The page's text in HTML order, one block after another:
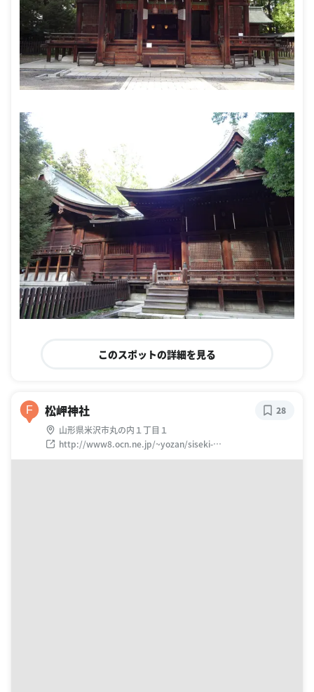
このスポットの詳細を見る
F 松岬神社
山形県米沢市丸の内１丁目１
http://www8.ocn.ne.jp/~yozan/siseki-
sisetu/matugasaki.html
28